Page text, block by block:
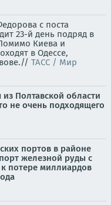
с поста
23-й день подряд в
Киева и
в Одессе,
ТАСС / Мир
Полтавской области
не очень подходящего
портов в районе
железной руды с
потере миллиардов